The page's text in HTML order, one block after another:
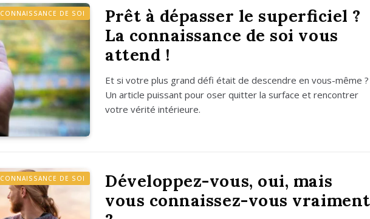
CONNAISSANCE DE SOI
Prêt à dépasser le superficiel ?
La connaissance de soi vous
attend !
Et si votre plus grand défi était de des­cendre en vous-même ?
Un article puis­sant pour oser quit­ter la sur­face et ren­con­trer
votre véri­té inté­rieure.
CONNAISSANCE DE SOI
Développez-vous, oui, mais
vous connaissez-vous vraiment